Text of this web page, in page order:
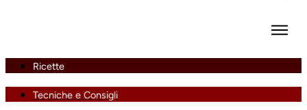
Ricette
Tecniche e Consigli